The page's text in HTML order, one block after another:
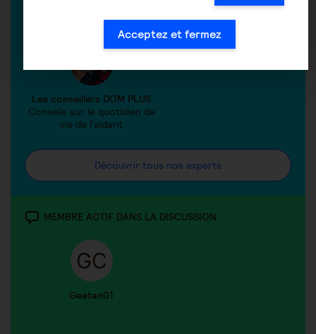
EXPERT DANS LA DISCUSSION
Les conseillers DOM PLUS
Conseils sur le quotidien de
vie de l'aidant
Découvrir tous nos experts
MEMBRE ACTIF DANS LA DISCUSSION
Geatan01
Acceptez et fermez